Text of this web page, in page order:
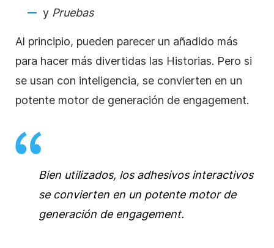
y Pruebas
Al principio, pueden parecer un añadido más
para hacer más divertidas las Historias. Pero si
se usan con inteligencia, se convierten en un
potente motor de generación de engagement.
Bien utilizados, los adhesivos interactivos
se convierten en un potente motor de
generación de engagement.